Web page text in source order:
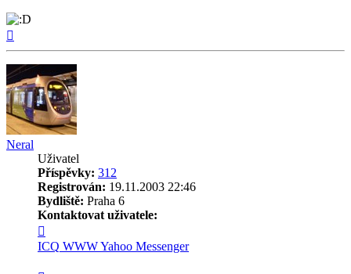
Neral
Uživatel
Příspěvky: 312
Registrován: 19.11.2003 22:46
Bydliště: Praha 6
Kontaktovat uživatele:
uživatele
ICQ WWWYahoo Messenger